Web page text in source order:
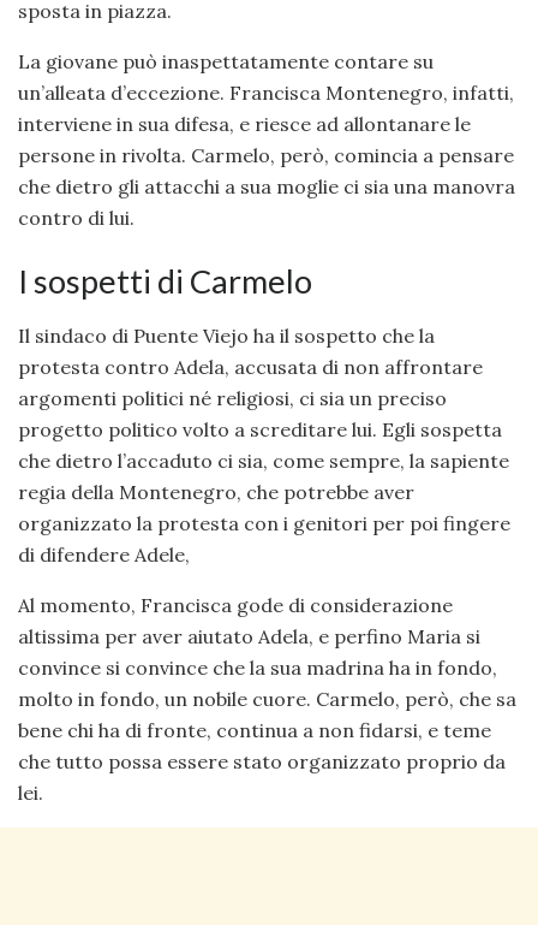
sposta in piazza.
La giovane può inaspettatamente contare su
un’alleata d’eccezione. Francisca Montenegro, infatti,
interviene in sua difesa, e riesce ad allontanare le
persone in rivolta. Carmelo, però, comincia a pensare
che dietro gli attacchi a sua moglie ci sia una manovra
contro di lui.
I sospetti di Carmelo
Il sindaco di Puente Viejo ha il sospetto che la
protesta contro Adela, accusata di non affrontare
argomenti politici né religiosi, ci sia un preciso
progetto politico volto a screditare lui. Egli sospetta
che dietro l’accaduto ci sia, come sempre, la sapiente
regia della Montenegro, che potrebbe aver
organizzato la protesta con i genitori per poi fingere
di difendere Adele,
Al momento, Francisca gode di considerazione
altissima per aver aiutato Adela, e perfino Maria si
convince si convince che la sua madrina ha in fondo,
molto in fondo, un nobile cuore. Carmelo, però, che sa
bene chi ha di fronte, continua a non fidarsi, e teme
che tutto possa essere stato organizzato proprio da
lei.